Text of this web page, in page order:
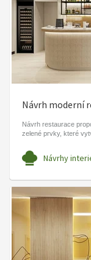
Návrh moderní
Návrh restaurace
zelené prvky, které
Návrhy